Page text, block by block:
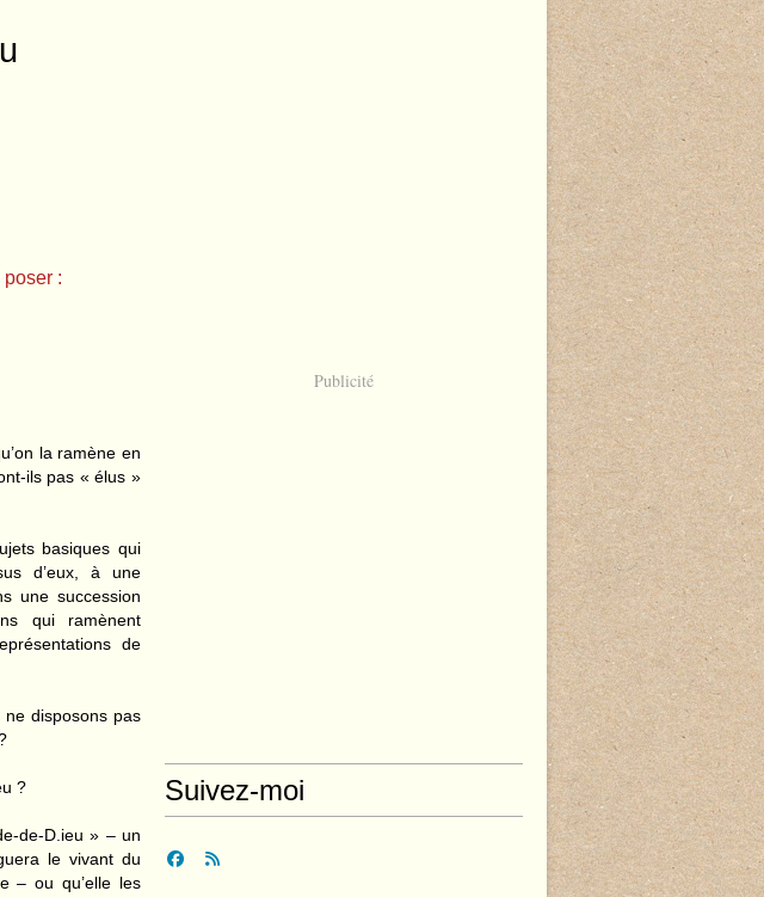
:
la ramène en
ils pas « élus »
basiques qui
d’eux, à une
une succession
qui ramènent
de
disposons pas
?
de-D.ieu » – un
le vivant du
– ou qu’elle les
Publicité
Suivez-moi